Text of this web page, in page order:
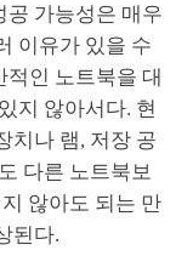
공 가능성은 매우
이유가 있을 수
인 노트북을 대
지 않아서다. 현
치나 램, 저장 공
다른 노트북보
않아도 되는 만
된다.